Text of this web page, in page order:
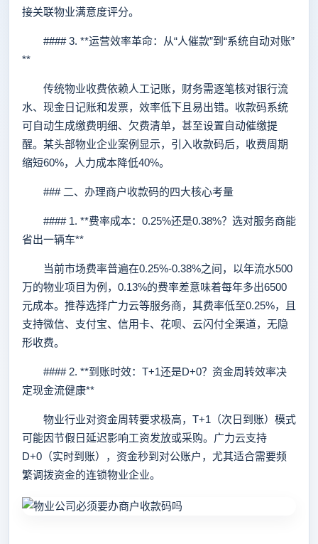
接关联物业满意度评分。
#### 3. **运营效率革命：从“人催款”到“系统自动对账”
**
传统物业收费依赖人工记账，财务需逐笔核对银行流
水、现金日记账和发票，效率低下且易出错。收款码系统
可自动生成缴费明细、欠费清单，甚至设置自动催缴提
醒。某头部物业企业案例显示，引入收款码后，收费周期
缩短60%，人力成本降低40%。
### 二、办理商户收款码的四大核心考量
#### 1. **费率成本：0.25%还是0.38%？选对服务商能
省出一辆车**
当前市场费率普遍在0.25%-0.38%之间，以年流水500
万的物业项目为例，0.13%的费率差意味着每年多出6500
元成本。推荐选择广力云等服务商，其费率低至0.25%，且
支持微信、支付宝、信用卡、花呗、云闪付全渠道，无隐
形收费。
#### 2. **到账时效：T+1还是D+0？资金周转效率决
定现金流健康**
物业行业对资金周转要求极高，T+1（次日到账）模式
可能因节假日延迟影响工资发放或采购。广力云支持
D+0（实时到账），资金秒到对公账户，尤其适合需要频
繁调拨资金的连锁物业企业。